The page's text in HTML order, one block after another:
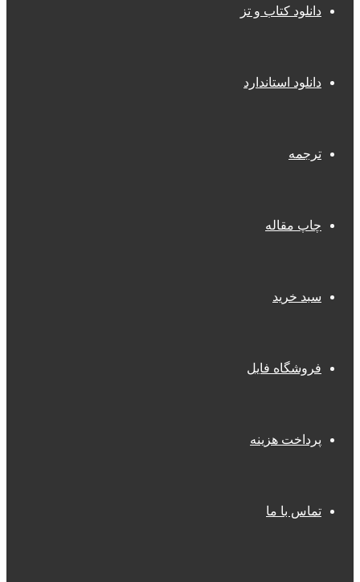
دانلود کتاب و تز
دانلود استاندارد
ترجمه
چاپ مقاله
سبد خرید
فروشگاه فایل
پرداخت هزینه
تماس با ما